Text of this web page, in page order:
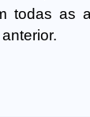
todas as